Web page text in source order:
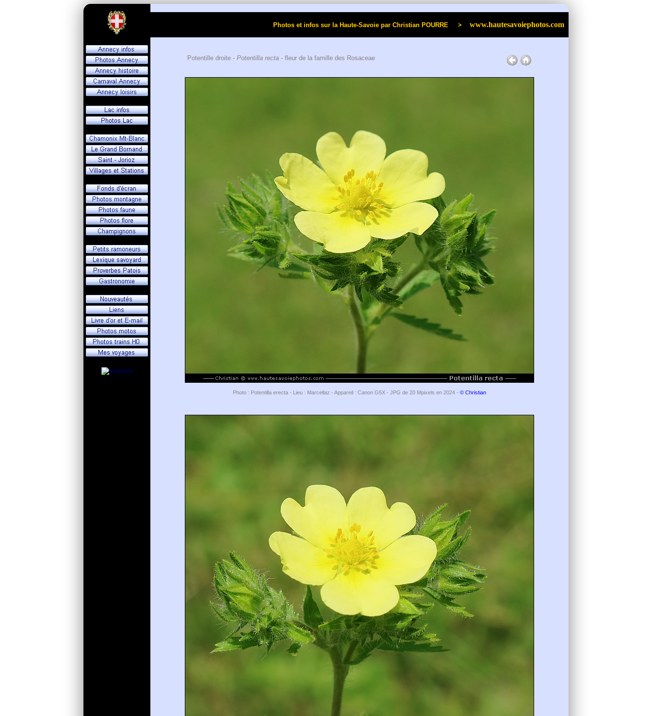
Photos et infos sur la Haute-Savoie par Christian POURRE > www.hautesavoiephotos.com
Potentille droite - Potentilla recta- fleur de la famille des Rosaceae
Photo : Potentilla erecta - Lieu : Marcellaz - Appareil : Canon G5X - JPG de 20 Mpixels en 2024 - © Christian